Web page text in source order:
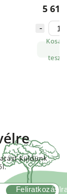
5
küldünk
Feliratkozás